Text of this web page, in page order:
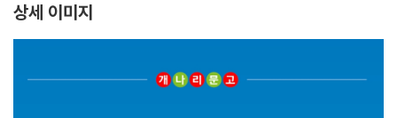
상세 이미지